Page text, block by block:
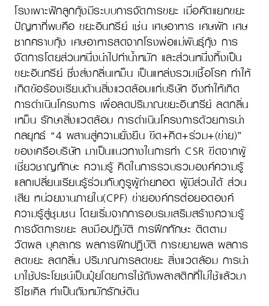
โรงเพาะฟักลูกกุ้งมีระบบการจัดการขยะ เมื่อคัดแยกขยะ
ปัญหาที่พบคือ ขยะอินทรีย์ เช่น เศษอาหาร เศษผัก เศษ
ซากคราบกุ้ง เศษอาหารสดจากโรงพ่อแม่พันธุ์กุ้ง การ
จัดการโดยส่วนหนึ่งนำไปทำน้ำหมัก และส่วนหนึ่งทิ้งเป็น
ขยะอินทรีย์ ซึ่งส่งกลิ่นเหม็น เป็นแหล่งรวมเชื้อโรค ทำให้
เกิดข้อร้องเรียนด้านสิ่งแวดล้อมแก่บริษัท จึงทำให้เกิด
การดำเนินโครงการ เพื่อลดปริมาณขยะอินทรีย์ ลดกลิ่น
เหม็น รักษาสิ่งแวดล้อม การดำเนินโครงการด้วยการนำ
กลยุทธ์ “4 ผสานสู่ความยั่งยืน ขีด+คิด+ร่วม+(ข่าย)”
ของเครือบริษัท มาเป็นแนวทางในการทำ CSR ขีดจากผู้
เชี่ยวชาญทักษะ ความรู้ คิดในการรวบรวมองค์ความรู้
แลกเปลี่ยนเรียนรู้ร่วมกับกูรูผู้ถ่ายทอด ผู้มีส่วนได้ ส่วน
เสีย หน่วยงานภายใน(CPF) ข่ายองค์กรต่อยอดองค์
ความรู้สู่ชุมชน โดยเริ่มจากการอบรมเสริมสร้างความรู้
การจัดการขยะ ลงมือปฏิบัติ การฝึกทักษะ ติดตาม
วัดผล บุคลากร ผลการฝึกปฏิบัติ การขยายผล ผลการ
ลดขยะ ลดกลิ่น ปริมาณการลดขยะ สิ่งแวดล้อม การนำ
มาใช้ประโยชน์เป็นปุ๋ยโดยการใช้ถังพลาสติกที่ไม่ใช้แล้วมา
รีไซเคิล ทำเป็นถังหมักรักษ์ดิน